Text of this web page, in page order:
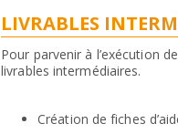
LIVRABLES
Pour parvenir à l’exécution
livrables intermédiaires.
Création de fiches